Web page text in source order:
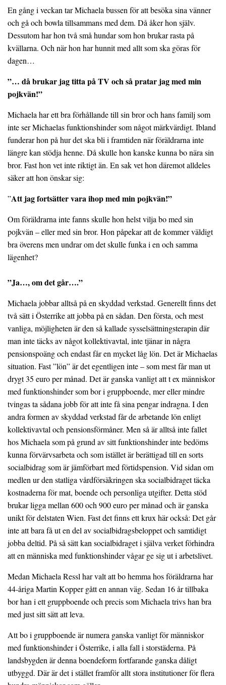
En gång i veckan tar Michaela bussen för att besöka sina vänner
och gå och bowla tillsammans med dem. Då åker hon själv.
Dessutom har hon två små hundar som hon brukar rasta på
kvällarna. Och när hon har hunnit med allt som ska göras för
dagen…
”… då brukar jag titta på TV och så pratar jag med min
pojkvän!”
Michaela har ett bra förhållande till sin bror och hans familj som
inte ser Michaelas funktionshinder som något märkvärdigt. Ibland
funderar hon på hur det ska bli i framtiden när föräldrarna inte
längre kan stödja henne. Då skulle hon kanske kunna bo nära sin
bror. Fast hon vet inte riktigt än. En sak vet hon däremot alldeles
säker att hon önskar sig:
”Att jag fortsätter vara ihop med min pojkvän!”
Om föräldrarna inte fanns skulle hon helst vilja bo med sin
pojkvän – eller med sin bror. Hon påpekar att de kommer väldigt
bra överens men undrar om det skulle funka i en och samma
lägenhet?
”Ja…, om det går….”
Michaela jobbar alltså på en skyddad verkstad. Generellt finns det
två sätt i Österrike att jobba på en sådan. Den första, och mest
vanliga, möjligheten är den så kallade sysselsättningsterapin där
man inte täcks av något kollektivavtal, inte tjänar in några
pensionspoäng och endast får en mycket låg lön. Det är Michaelas
situation. Fast ”lön” är det egentligen inte – som mest får man ut
drygt 35 euro per månad. Det är ganska vanligt att t ex människor
med funktionshinder som bor i gruppboende, mer eller mindre
tvingas ta sådana jobb för att inte få sina pengar indragna. I den
andra formen av skyddad verkstad får de arbetande lön enligt
kollektivavtal och pensionsförmåner. Men så är alltså inte fallet
hos Michaela som på grund av sitt funktionshinder inte bedöms
kunna förvärvsarbeta och som istället är berättigad till en sorts
socialbidrag som är jämförbart med förtidspension. Vid sidan om
medlen ur den statliga vårdförsäkringen ska socialbidraget täcka
kostnaderna för mat, boende och personliga utgifter. Detta stöd
brukar ligga mellan 600 och 900 euro per månad och är ganska
unikt för delstaten Wien. Fast det finns ett krux här också: Det går
inte att bara få ut en del av socialbidragsbeloppet och samtidigt
jobba deltid. På så sätt kan socialbidraget i själva verket förhindra
att en människa med funktionshinder vågar ge sig ut i arbetslivet.
Medan Michaela Ressl har valt att bo hemma hos föräldrarna har
44-åriga Martin Kopper gått en annan väg. Sedan 16 år tillbaka
bor han i ett gruppboende och precis som Michaela trivs han bra
med just sitt sätt att leva.
Att bo i gruppboende är numera ganska vanligt för människor
med funktionshinder i Österrike, i alla fall i storstäderna. På
landsbygden är denna boendeform fortfarande ganska dåligt
utbyggd. Där är det i stället framför allt stora institutioner för flera